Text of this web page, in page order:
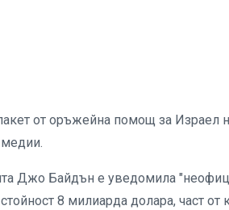
от оръжейна помощ за
Джо Байдън е уведомила
8 милиарда долара, част от